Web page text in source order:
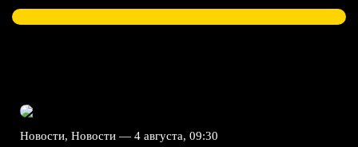
Новости, Новости — 4 августа, 09:30